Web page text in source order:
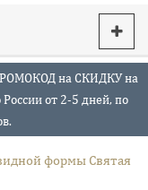
на СКИДКУ на
от 2-5 дней, по
формы Святая